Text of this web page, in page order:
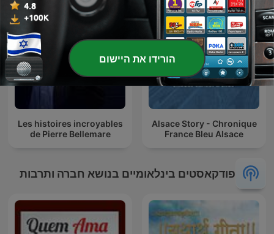
Alsace Story - Chronique
France Bleu Alsace
Les histoires incroyables
de Pierre Bellemare
פודקאסטים בינלאומיים בנושא חברה ותרבות
הורידו את היישום